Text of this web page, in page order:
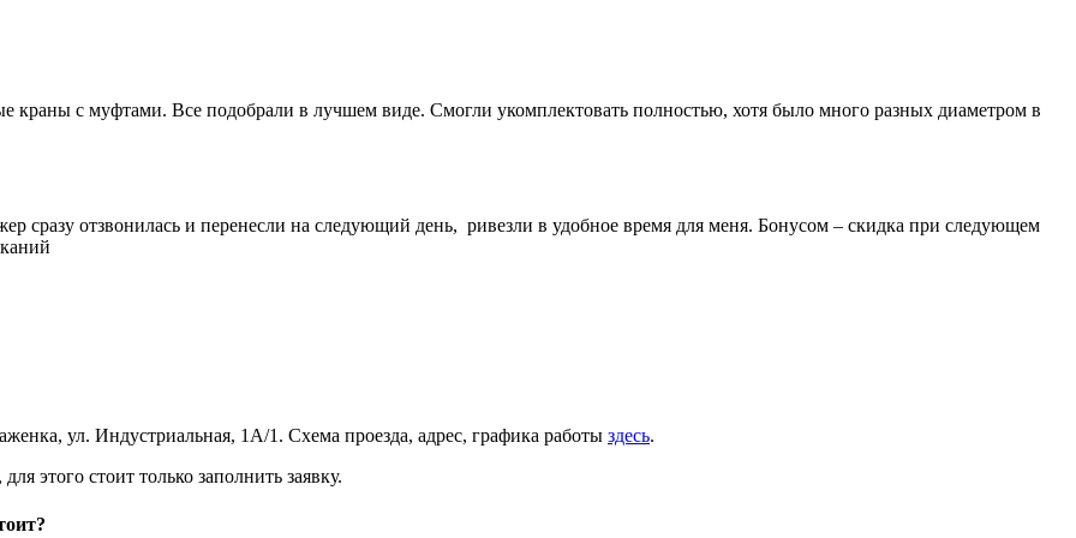
с муфтами. Все подобрали в лучшем виде. Смогли укомплектовать полностью, хотя было много разных диаметром в
сразу отзвонилась и перенесли на следующий день, ривезли в удобное время для меня. Бонусом – скидка при следующем
ул. Индустриальная, 1А/1. Схема проезда, адрес, графика работы здесь.
этого стоит только заполнить заявку.